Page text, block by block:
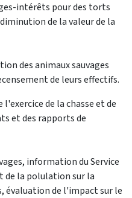
intérêts pour des torts
de la valeur de la
des animaux sauvages
de leurs effectifs.
de la chasse et de
et des rapports de
information du Service
de la polulation sur la
évaluation de l'impact sur le